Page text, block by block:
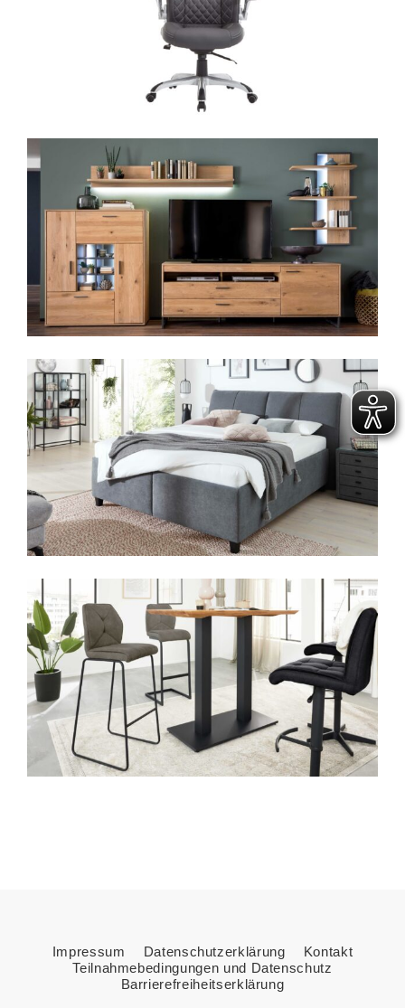
Impressum Datenschutzerklärung
Kontakt
Teilnahmebedingungen und Datenschutz
Barrierefreiheitserklärung